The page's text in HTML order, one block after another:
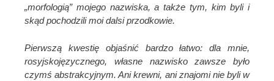
„morfologią” mojego nazwiska, a także tym, kim byli i
skąd pochodzili moi dalsi przodkowie.
Pierwszą kwestię objaśnić bardzo łatwo: dla mnie,
rosyjskojęzycznego, własne nazwisko zawsze było
czymś abstrakcyjnym. Ani krewni, ani znajomi nie byli w